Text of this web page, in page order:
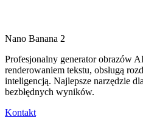
Nano Banana 2
Profesjonalny generator obrazów
renderowaniem tekstu, obsługą
inteligencją. Najlepsze narzędzie
bezbłędnych wyników.
Kontakt